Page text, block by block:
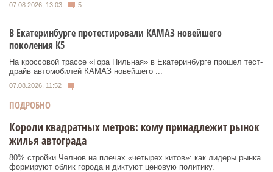
07.08.2026, 13:03 5
В Екатеринбурге протестировали КАМАЗ новейшего
поколения К5
На кроссовой трассе «Гора Пильная» в Екатеринбурге прошел тест-
драйв автомобилей КАМАЗ новейшего ...
07.08.2026, 11:52
ПОДРОБНО
Короли квадратных метров: кому принадлежит рынок
жилья автограда
80% стройки Челнов на плечах «четырех китов»: как лидеры рынка
формируют облик города и диктуют ценовую политику.